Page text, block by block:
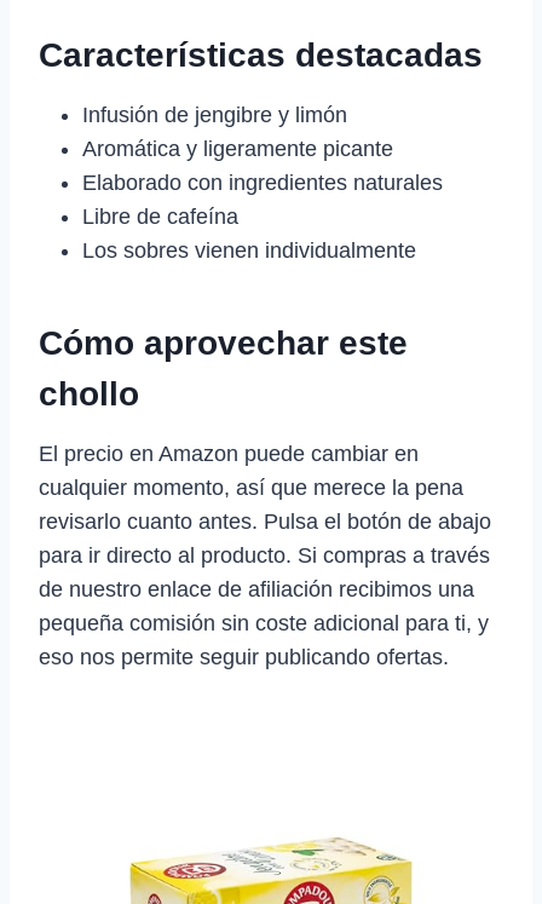
Características destacadas
Infusión de jengibre y limón
Aromática y ligeramente picante
Elaborado con ingredientes naturales
Libre de cafeína
Los sobres vienen individualmente
Cómo aprovechar este
chollo
El precio en Amazon puede cambiar en
cualquier momento, así que merece la pena
revisarlo cuanto antes. Pulsa el botón de abajo
para ir directo al producto. Si compras a través
de nuestro enlace de afiliación recibimos una
pequeña comisión sin coste adicional para ti, y
eso nos permite seguir publicando ofertas.